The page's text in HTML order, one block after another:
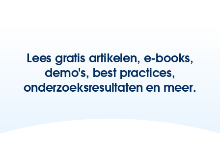
Lees gratis artikelen, e-books,
demo's, best practices,
onderzoeksresultaten en meer.